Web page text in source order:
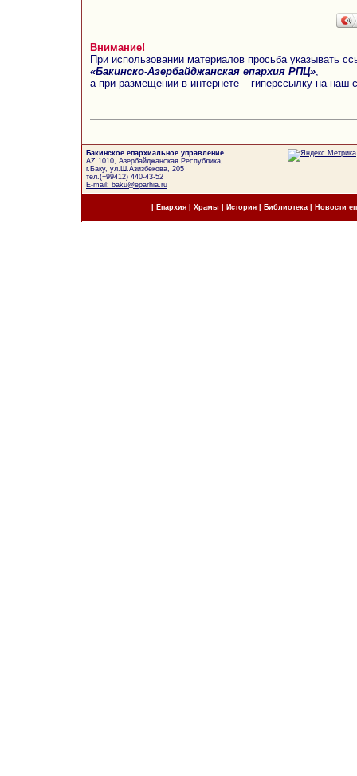
Внимание!
При использовании материалов просьба указывать
«Бакинско-Азербайджанская епархия РПЦ»
а при размещении в интернете – гиперссылку на наш
Бакинское епархиальное управление
AZ 1010, Азербайджанская Республика,
г.Баку, ул.Ш.Азизбекова, 205
тел.(+99412) 440-43-52
E-mail: baku@eparhia.ru
Епархия| Храмы История| Библиотека Новости